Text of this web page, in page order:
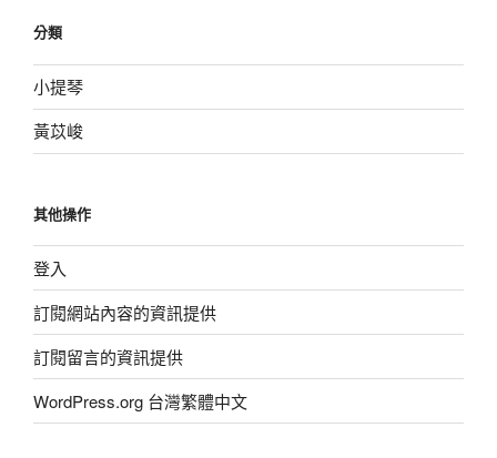
分類
小提琴
黃苡峻
其他操作
登入
訂閱網站內容的資訊提供
訂閱留言的資訊提供
WordPress.org 台灣繁體中文